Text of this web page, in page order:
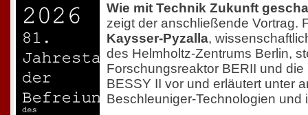
Wie mit Technik Zukunft
zeigt der anschließende Vortrag.
Kaysser-Pyzalla,
des Helmholtz-Zentrums Berlin,
Forschungsreaktor BERII und
BESSY II vor und erläutert unter
Beschleuniger-Technologien und